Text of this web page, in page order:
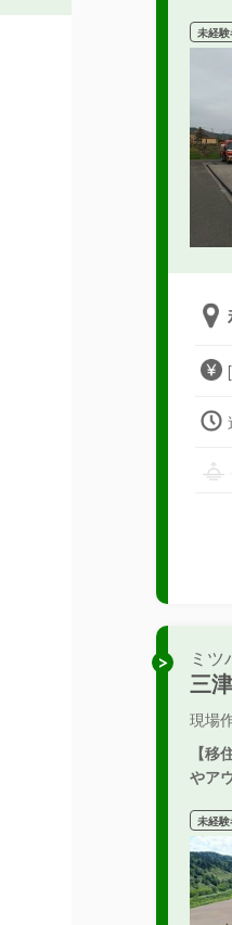
未経
ミ
三
現場
【
やア
未経